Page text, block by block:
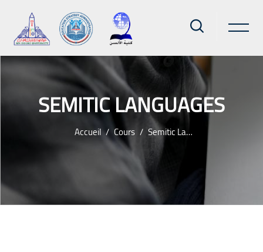
SEMITIC LANGUAGES
Accueil Cours Semitic Languages